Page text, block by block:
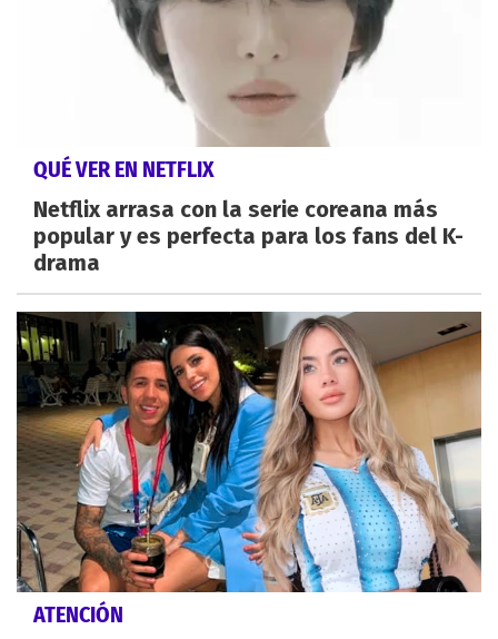
QUÉ VER EN NETFLIX
Netflix arrasa con la serie coreana más
popular y es perfecta para los fans del K-
drama
ATENCIÓN